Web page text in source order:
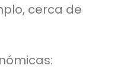
cerca de